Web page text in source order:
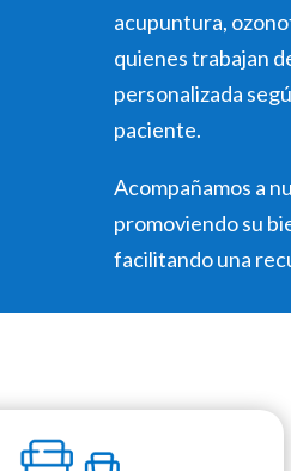
acupuntura,
quienes trabajan
personalizada
paciente.
Acompañamos a
promoviendo su
facilitando una